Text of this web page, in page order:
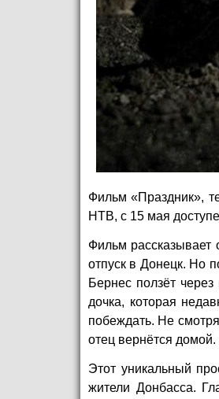
Фильм «Праздник»,
НТВ, с 15 мая
Фильм
отпуск в Донецк. Но
Бернес ползёт
дочка, которая
побеждать. Не
отец вернётся домой.
Этот уникальный
жители Донбасса.